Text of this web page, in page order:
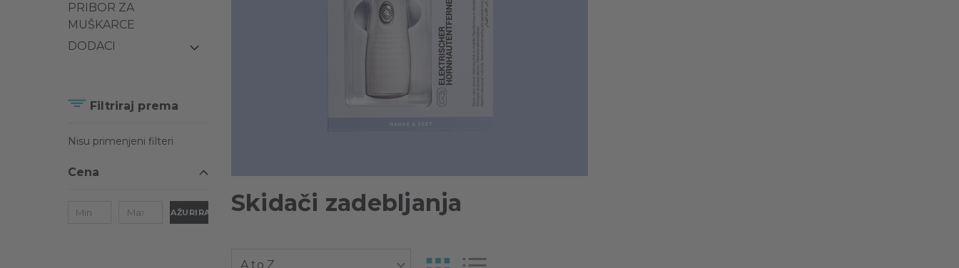
PRIBOR ZA
MUŠKARCE
DODACI
Filtriraj prema
Nisu primenjeni filteri
Cena
AŽURIRAJ Skidači zadebljanja